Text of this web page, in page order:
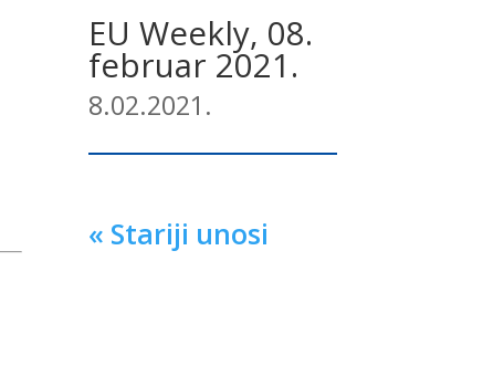
EU Weekly, 08.
februar 2021.
8.02.2021.
« Stariji unosi